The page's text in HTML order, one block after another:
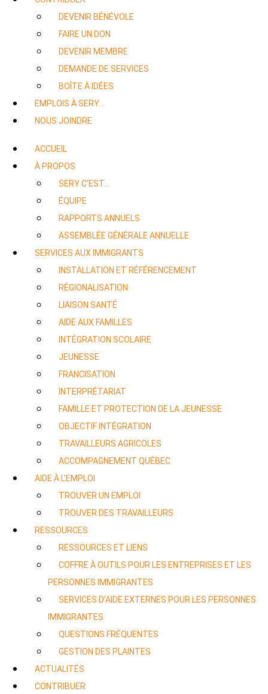
DEVENIR BÉNÉVOLE
FAIRE UN DON
DEVENIR MEMBRE
DEMANDE DE SERVICES
BOÎTE À IDÉES
EMPLOIS À SERY…
NOUS JOINDRE
ACCUEIL
À PROPOS
SERY C’EST…
ÉQUIPE
RAPPORTS ANNUELS
ASSEMBLÉE GÉNÉRALE ANNUELLE
SERVICES AUX IMMIGRANTS
INSTALLATION ET RÉFÉRENCEMENT
RÉGIONALISATION
LIAISON SANTÉ
AIDE AUX FAMILLES
INTÉGRATION SCOLAIRE
JEUNESSE
FRANCISATION
INTERPRÉTARIAT
FAMILLE ET PROTECTION DE LA JEUNESSE
OBJECTIF INTÉGRATION
TRAVAILLEURS AGRICOLES
ACCOMPAGNEMENT QUÉBEC
AIDE À L’EMPLOI
TROUVER UN EMPLOI
TROUVER DES TRAVAILLEURS
RESSOURCES
RESSOURCES ET LIENS
COFFRE À OUTILS POUR LES ENTREPRISES ET LES
PERSONNES IMMIGRANTES
SERVICES D’AIDE EXTERNES POUR LES PERSONNES
IMMIGRANTES
QUESTIONS FRÉQUENTES
GESTION DES PLAINTES
ACTUALITÉS
CONTRIBUER